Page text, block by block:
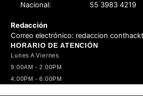
Nacional: 55 3983 4219
Redacción
Correo electrónico: redaccion
HORARIO DE ATENCIÓN
Lunes A Viernes
9:00AM - 2:00PM
4:00PM - 6:00PM